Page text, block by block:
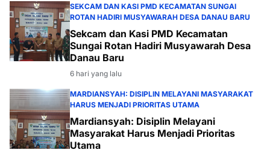
SEKCAM DAN KASI PMD KECAMATAN SUNGAI
ROTAN HADIRI MUSYAWARAH DESA DANAU BARU
Sekcam dan Kasi PMD Kecamatan
Sungai Rotan Hadiri Musyawarah Desa
Danau Baru
6 hari yang lalu
MARDIANSYAH: DISIPLIN MELAYANI MASYARAKAT
HARUS MENJADI PRIORITAS UTAMA
Mardiansyah: Disiplin Melayani
Masyarakat Harus Menjadi Prioritas
Utama